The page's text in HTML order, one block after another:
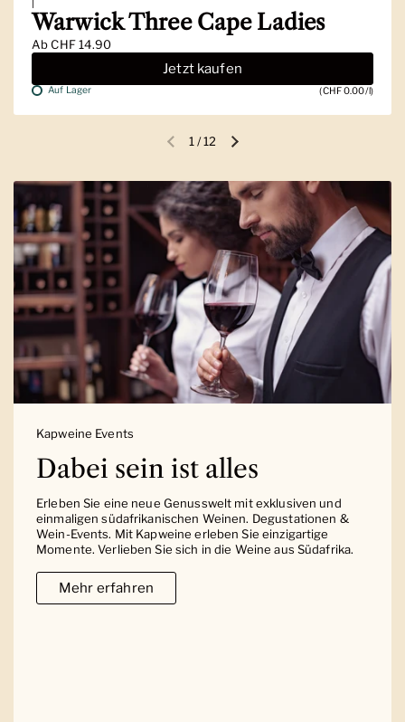
Warwick Three Cape Ladies
AbCHF 14.90
Jetzt kaufen
Auf Lager (CHF 0.00/l)
Vorherige FolieNächste Folie
1/12
Kapweine Events
Dabei sein ist alles
Erleben Sie eine neue Genusswelt mit exklusiven und
einmaligen südafrikanischen Weinen. Degustationen &
Wein-Events. Mit Kapweine erleben Sie einzigartige
Momente. Verlieben Sie sich in die Weine aus Südafrika.
Mehr erfahren